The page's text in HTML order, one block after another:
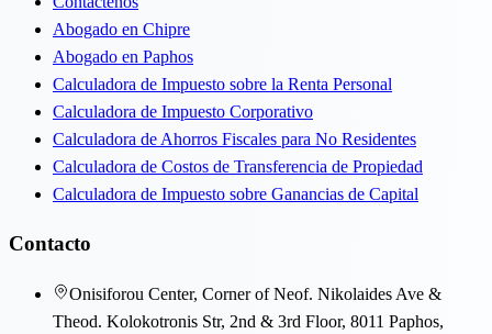
Abogado en Chipre
Abogado en Paphos
Calculadora de Impuesto sobre la Renta Personal
Calculadora de Impuesto Corporativo
Calculadora de Ahorros Fiscales para No Residentes
Calculadora de Costos de Transferencia de Propiedad
Calculadora de Impuesto sobre Ganancias de Capital
Contacto
Onisiforou Center, Corner of Neof. Nikolaides Ave &
Theod. Kolokotronis Str, 2nd & 3rd Floor, 8011 Paphos,